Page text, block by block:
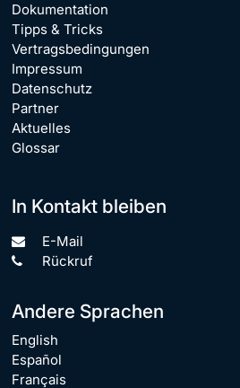
Dokumentation
Tipps & Tricks
Vertragsbedingungen
Impressum
Datenschutz
Partner
Aktuelles
Glossar
In Kontakt bleiben
E-Mail
Rückruf
Andere Sprachen
English
Español
Français